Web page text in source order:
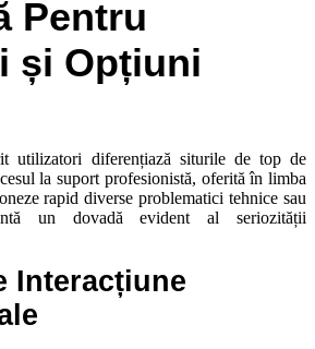
Pentru
și Opțiuni
utilizatori diferențiază siturile de top de
la suport profesionistă, oferită în limba
rapid diverse problematici tehnice sau
un dovadă evident al seriozității
Interacțiune